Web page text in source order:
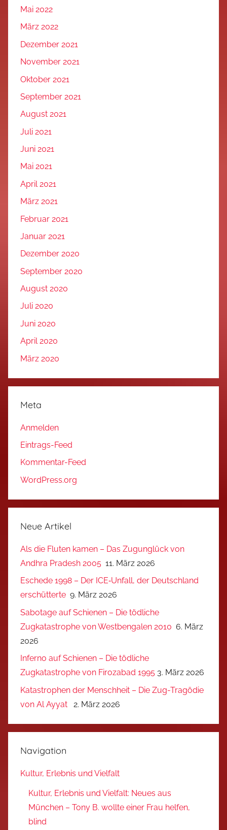
Mai 2022
März 2022
Dezember 2021
November 2021
Oktober 2021
September 2021
August 2021
Juli 2021
Juni 2021
Mai 2021
April 2021
März 2021
Februar 2021
Januar 2021
Dezember 2020
September 2020
August 2020
Juli 2020
Juni 2020
April 2020
März 2020
Meta
Anmelden
Eintrags-Feed
Kommentar-Feed
WordPress.org
Neue Artikel
Als die Fluten kamen – Das Zugunglück von
Andhra Pradesh 2005 11. März 2026
Eschede 1998 – Der ICE‑Unfall, der Deutschland
erschütterte 9. März 2026
Sabotage auf Schienen – Die tödliche
Zugkatastrophe von Westbengalen 2010 6. März
2026
Inferno auf Schienen – Die tödliche
Zugkatastrophe von Firozabad 1995 3. März 2026
Katastrophen der Menschheit – Die Zug-Tragödie
von Al Ayyat
2. März 2026
Navigation
Kultur, Erlebnis und Vielfalt
Kultur, Erlebnis und Vielfalt: Neues aus
München – Tony B. wollte einer Frau helfen,
blind